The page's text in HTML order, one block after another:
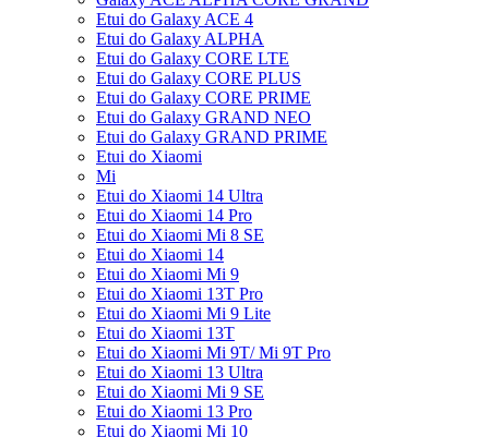
Etui do Galaxy ACE 4
Etui do Galaxy ALPHA
Etui do Galaxy CORE LTE
Etui do Galaxy CORE PLUS
Etui do Galaxy CORE PRIME
Etui do Galaxy GRAND NEO
Etui do Galaxy GRAND PRIME
Etui do Xiaomi
Mi
Etui do Xiaomi 14 Ultra
Etui do Xiaomi 14 Pro
Etui do Xiaomi Mi 8 SE
Etui do Xiaomi 14
Etui do Xiaomi Mi 9
Etui do Xiaomi 13T Pro
Etui do Xiaomi Mi 9 Lite
Etui do Xiaomi 13T
Etui do Xiaomi Mi 9T/ Mi 9T Pro
Etui do Xiaomi 13 Ultra
Etui do Xiaomi Mi 9 SE
Etui do Xiaomi 13 Pro
Etui do Xiaomi Mi 10